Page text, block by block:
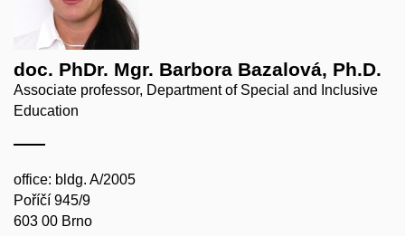
doc. PhDr. Mgr. Barbora Bazalová, Ph.D.
Associate professor, Department of Special and Inclusive
Education
office: bldg. A/2005
Poříčí 945/9
603 00 Brno